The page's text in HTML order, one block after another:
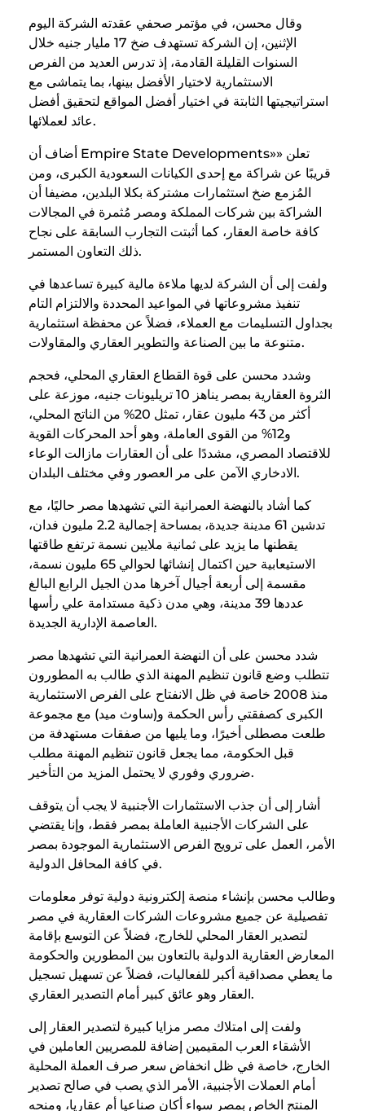
وقال محسن، في مؤتمر صحفي عقدته الشركة اليوم
الإثنين، إن الشركة تستهدف ضخ 17 مليار جنيه خلال
السنوات القليلة القادمة، إذ تدرس العديد من الفرص
الاستثمارية لاختيار الأفضل بينها، بما يتماشى مع
استراتيجيتها الثابتة في اختيار أفضل المواقع لتحقيق أفضل
عائد لعملائها.
أضاف أن Empire State Developments»» تعلن
قريبًا عن شراكة مع إحدى الكيانات السعودية الكبرى، ومن
المُزمع ضخ استثمارات مشتركة بكلا البلدين، مضيفا أن
الشراكة بين شركات المملكة ومصر مُثمرة في المجالات
كافة خاصة العقار، كما أثبتت التجارب السابقة على نجاح
ذلك التعاون المستمر.
ولفت إلى أن الشركة لديها ملاءة مالية كبيرة تساعدها في
تنفيذ مشروعاتها في المواعيد المحددة والالتزام التام
بجداول التسليمات مع العملاء، فضلاً عن محفظة استثمارية
متنوعة ما بين الصناعة والتطوير العقاري والمقاولات.
وشدد محسن على قوة القطاع العقاري المحلي، فحجم
الثروة العقارية بمصر يناهز 10 تريليونات جنيه، موزعة على
أكثر من 43 مليون عقار، تمثل 20% من الناتج المحلي،
و12% من القوى العاملة، وهو أحد المحركات القوية
للاقتصاد المصري، مشددًا على أن العقارات مازالت الوعاء
الادخاري الآمن على مر العصور وفي مختلف البلدان.
كما أشاد بالنهضة العمرانية التي تشهدها مصر حاليًا، مع
تدشين 61 مدينة جديدة، بمساحة إجمالية 2.2 مليون فدان،
يقطنها ما يزيد على ثمانية ملايين نسمة ترتفع طاقتها
الاستيعابية حين اكتمال إنشائها لحوالي 65 مليون نسمة،
مقسمة إلى أربعة أجيال آخرها مدن الجيل الرابع البالغ
عددها 39 مدينة، وهي مدن ذكية مستدامة علي رأسها
العاصمة الإدارية الجديدة.
شدد محسن على أن النهضة العمرانية التي تشهدها مصر
تتطلب وضع قانون تنظيم المهنة الذي طالب به المطورون
منذ 2008 خاصة في ظل الانفتاح على الفرص الاستثمارية
الكبرى كصفقتي رأس الحكمة و(ساوث ميد) مع مجموعة
طلعت مصطلى أخيرًا، وما يليها من صفقات مستهدفة من
قبل الحكومة، مما يجعل قانون تنظيم المهنة مطلب
ضروري وفوري لا يحتمل المزيد من التأخير.
أشار إلى أن جذب الاستثمارات الأجنبية لا يجب أن يتوقف
على الشركات الأجنبية العاملة بمصر فقط، وإنا يقتضي
الأمر، العمل على ترويج الفرص الاستثمارية الموجودة بمصر
في كافة المحافل الدولية.
وطالب محسن بإنشاء منصة إلكترونية دولية توفر معلومات
تفصيلية عن جميع مشروعات الشركات العقارية في مصر
لتصدير العقار المحلي للخارج، فضلاً عن التوسع بإقامة
المعارض العقارية الدولية بالتعاون بين المطورين والحكومة
ما يعطي مصداقية أكبر للفعاليات، فضلاً عن تسهيل تسجيل
العقار وهو عائق كبير أمام التصدير العقاري.
ولفت إلى امتلاك مصر مزايا كبيرة لتصدير العقار إلى
الأشقاء العرب المقيمين إضافة للمصريين العاملين في
الخارج، خاصة في ظل انخفاض سعر صرف العملة المحلية
أمام العملات الأجنبية، الأمر الذي يصب في صالح تصدير
المنتج الخاص بمصر سواء أكان صناعيا أم عقاريا، ومنحه